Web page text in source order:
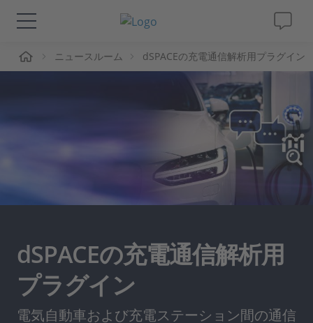
ソリューションと製品
採用情報
ニュースルーム dSPACEの充電通信解析用プラグイン
dSPACEの充電通信解析用
プラグイン
電気自動車および充電ステーション間の通信